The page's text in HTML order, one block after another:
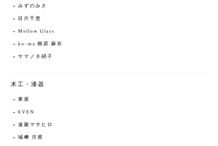
みずのみさ
目片千恵
Mellow Glass
ko-ma 柳原 麻衣
ヤマノネ硝子
木工・漆器
東屋
EVEN
遠藤マサヒロ
城﨑 月甫